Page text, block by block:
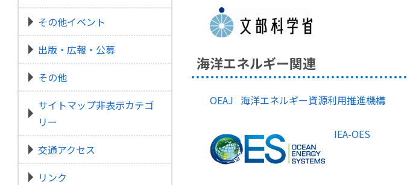
その他イベント
出版・広報・公募
その他
サイトマップ非表示カテゴ
リー
交通アクセス
リンク
海洋エネルギー関連
OEAJ 海洋エネルギー資源利用推進機構
IEA-OES